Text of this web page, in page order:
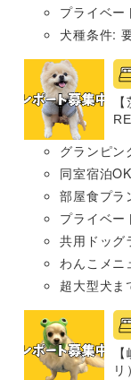
プライベー
犬種条件:
グランピン
同室宿泊OK
部屋食プラ
プライベー
共用ドッグ
わんこメニ
超大型犬ま
リ